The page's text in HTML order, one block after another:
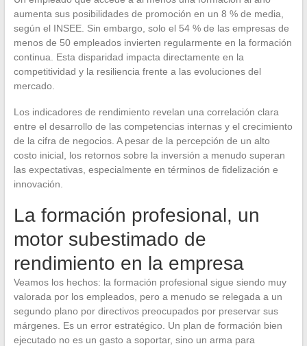
aumenta sus posibilidades de promoción en un 8 % de media,
según el INSEE. Sin embargo, solo el 54 % de las empresas de
menos de 50 empleados invierten regularmente en la formación
continua. Esta disparidad impacta directamente en la
competitividad y la resiliencia frente a las evoluciones del
mercado.
Los indicadores de rendimiento revelan una correlación clara
entre el desarrollo de las competencias internas y el crecimiento
de la cifra de negocios. A pesar de la percepción de un alto
costo inicial, los retornos sobre la inversión a menudo superan
las expectativas, especialmente en términos de fidelización e
innovación.
La formación profesional, un
motor subestimado de
rendimiento en la empresa
Veamos los hechos: la formación profesional sigue siendo muy
valorada por los empleados, pero a menudo se relegada a un
segundo plano por directivos preocupados por preservar sus
márgenes. Es un error estratégico. Un plan de formación bien
ejecutado no es un gasto a soportar, sino un arma para